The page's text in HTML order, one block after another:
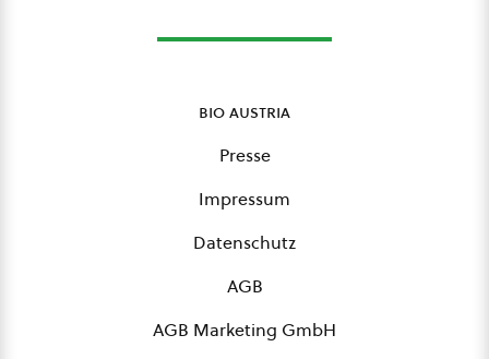
bio austria
Presse
Impressum
Datenschutz
AGB
AGB Marketing GmbH